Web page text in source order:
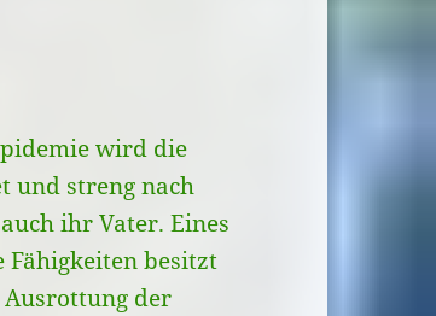
wird die
und streng nach
ihr Vater. Eines
Fähigkeiten besitzt
der